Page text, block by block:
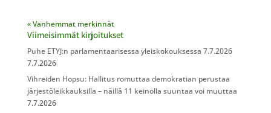
« Vanhemmat merkinnät
Viimeisimmät kirjoitukset
Puhe ETYJ:n parlamentaarisessa yleiskokouksessa 7.7.2026
7.7.2026
Vihreiden Hopsu: Hallitus romuttaa demokratian perustaa
järjestöleikkauksilla – näillä 11 keinolla suuntaa voi muuttaa
7.7.2026